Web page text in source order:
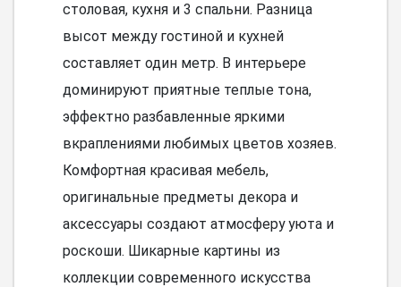
столовая, кухня и 3 спальни. Разница
высот между гостиной и кухней
составляет один метр. В интерьере
доминируют приятные теплые тона,
эффектно разбавленные яркими
вкраплениями любимых цветов хозяев.
Комфортная красивая мебель,
оригинальные предметы декора и
аксессуары создают атмосферу уюта и
роскоши. Шикарные картины из
коллекции современного искусства